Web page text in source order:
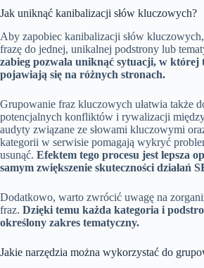
Jak uniknąć kanibalizacji słów kluczowych?
Aby zapobiec kanibalizacji słów
frazę do jednej, unikalnej podstrony lub
zabieg pozwala uniknąć sytuacji, w której
pojawiają się na różnych stronach.
Grupowanie fraz kluczowych ułatwia także
potencjalnych konfliktów i rywalizacji
audyty związane ze słowami kluczowymi
kategorii w serwisie pomagają wykryć
usunąć. Efektem tego procesu jest lepsza
samym zwiększenie skuteczności działań
Dodatkowo, warto zwrócić uwagę na
fraz. Dzięki temu każda kategoria i
określony zakres tematyczny.
Jakie narzędzia można wykorzystać do